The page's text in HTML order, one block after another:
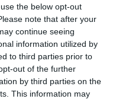
the below opt-out
note that after your
continue seeing
information utilized by
to third parties prior to
out of the further
by third parties on the
This information may
ΚΙΝΗΣΗ
και κέντρο Αθήνας από το